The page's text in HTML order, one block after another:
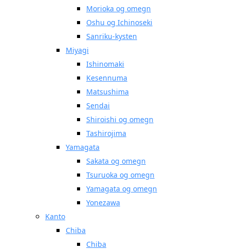
Morioka og omegn
Oshu og Ichinoseki
Sanriku-kysten
Miyagi
Ishinomaki
Kesennuma
Matsushima
Sendai
Shiroishi og omegn
Tashirojima
Yamagata
Sakata og omegn
Tsuruoka og omegn
Yamagata og omegn
Yonezawa
Kanto
Chiba
Chiba